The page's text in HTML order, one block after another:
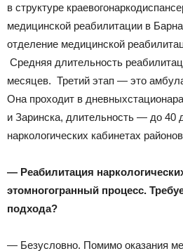
в структуре
медицинской реабилитации в
отделение медицинской
Средняя длительность
месяцев. Третий этап — это
Она проходит в
и Заринска, длительность — до 40
наркологических кабинетах
— Реабилитация
этомногогранный процесс.
подхода?
— Безусловно. Помимо оказания